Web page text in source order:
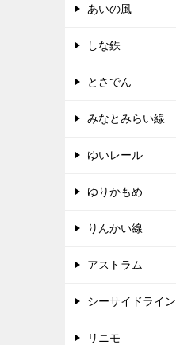
あいの風
しな鉄
とさでん
みなとみらい線
ゆいレール
ゆりかもめ
りんかい線
アストラム
シーサイドライン
リニモ